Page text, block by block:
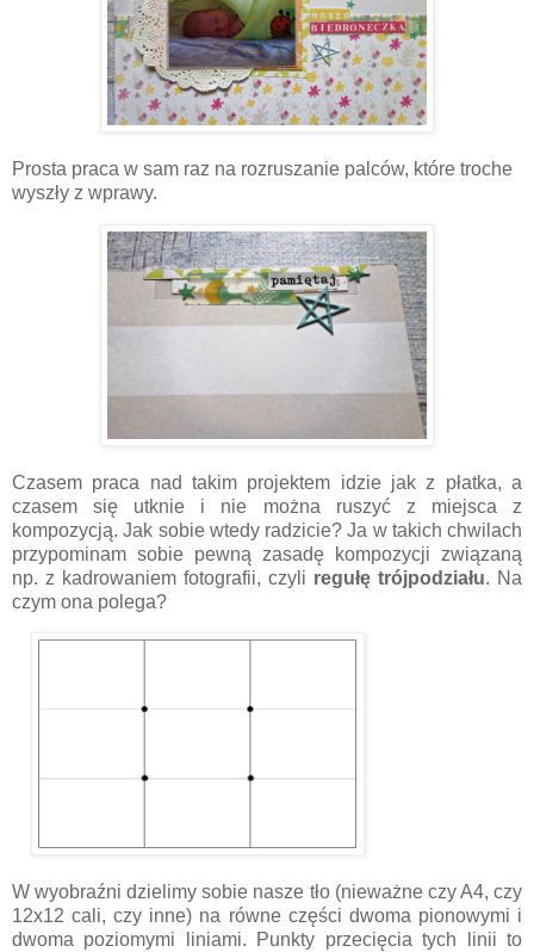
Prosta praca w sam raz na rozruszanie palców, które troche
wyszły z wprawy.
Czasem praca nad takim projektem idzie jak z płatka, a
czasem się utknie i nie można ruszyć z miejsca z
kompozycją. Jak sobie wtedy radzicie? Ja w takich chwilach
przypominam sobie pewną zasadę kompozycji związaną
np. z kadrowaniem fotografii, czyli regułę trójpodziału. Na
czym ona polega?
W wyobraźni dzielimy sobie nasze tło (nieważne czy A4, czy
12x12 cali, czy inne) na równe części dwoma pionowymi i
dwoma poziomymi liniami. Punkty przecięcia tych linii to